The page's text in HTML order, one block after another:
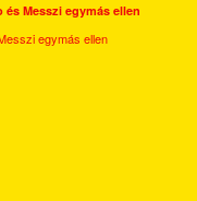
és Messzi egymás ellen